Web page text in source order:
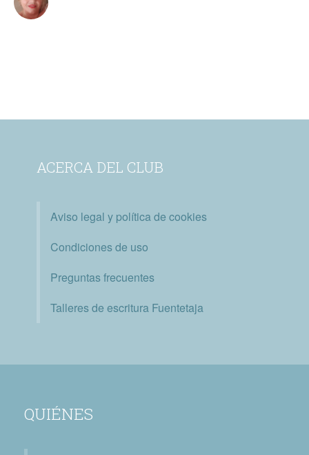
ACERCA DEL CLUB
Aviso legal y política de cookies
Condiciones de uso
Preguntas frecuentes
Talleres de escritura Fuentetaja
QUIÉNES